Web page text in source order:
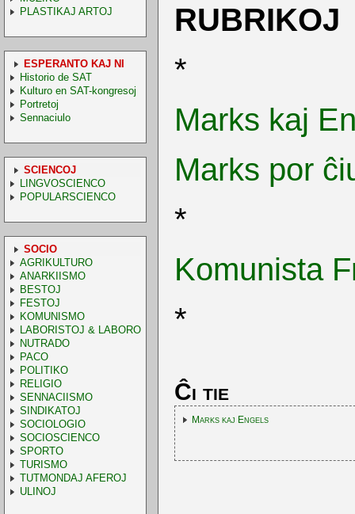
PLASTIKAJ ARTOJ
ESPERANTO KAJ NI
Historio de SAT
Kulturo en SAT-kongresoj
Portretoj
Sennaciulo
SCIENCOJ
LINGVOSCIENCO
POPULARSCIENCO
SOCIO
AGRIKULTURO
ANARKIISMO
BESTOJ
FESTOJ
KOMUNISMO
LABORISTOJ & LABORO
NUTRADO
PACO
POLITIKO
RELIGIO
SENNACIISMO
SINDIKATOJ
SOCIOLOGIO
SOCIOSCIENCO
SPORTO
TURISMO
TUTMONDAJ AFEROJ
ULINOJ
RUBRIKOJ
*
Marks kaj
Marks por
*
Komunista
*
Ĉi tie
Marks kaj Engels